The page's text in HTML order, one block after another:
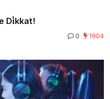
Di̇kkat!
0 1904